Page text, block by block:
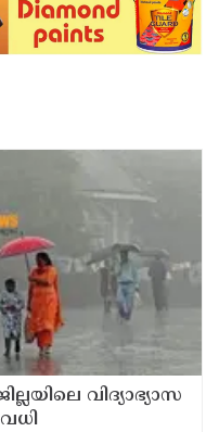
വിദ്യാഭ്യാസ